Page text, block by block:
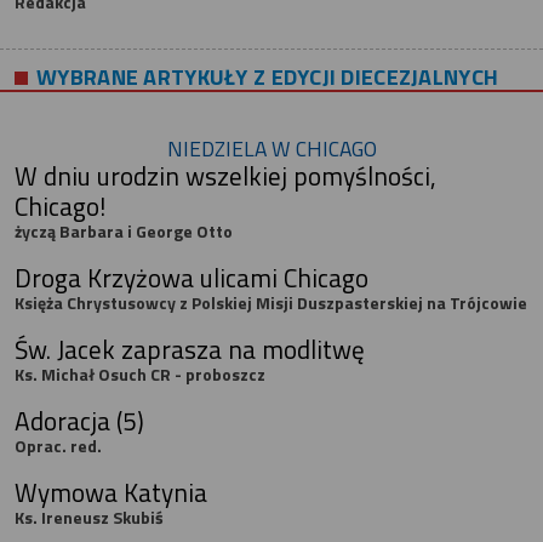
WYBRANE ARTYKUŁY Z EDYCJI DIECEZJALNYCH
NIEDZIELA W CHICAGO
W dniu urodzin wszelkiej pomyślności,
Chicago!
życzą Barbara i George Otto
Droga Krzyżowa ulicami Chicago
Księża Chrystusowcy z Polskiej Misji Duszpasterskiej na Trójcowie
Św. Jacek zaprasza na modlitwę
Ks. Michał Osuch CR - proboszcz
Adoracja (5)
Oprac. red.
Wymowa Katynia
Ks. Ireneusz Skubiś